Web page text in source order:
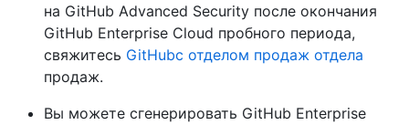
на GitHub Advanced Security после окончания
GitHub Enterprise Cloud пробного периода,
свяжитесь GitHubс отделом продаж отдела
продаж.
Вы можете сгенерировать GitHub Enterprise